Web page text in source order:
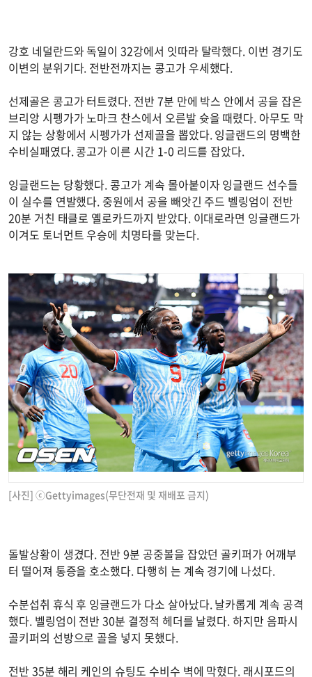
강호 네덜란드와 독일이 32강에서 잇따라 탈락했다. 이번 경기도
이변의 분위기다. 전반전까지는 콩고가 우세했다.
선제골은 콩고가 터트렸다. 전반 7분 만에 박스 안에서 공을 잡은
브리앙 시펭가가 노마크 찬스에서 오른발 슛을 때렸다. 아무도 막
지 않는 상황에서 시펭가가 선제골을 뽑았다. 잉글랜드의 명백한
수비실패였다. 콩고가 이른 시간 1-0 리드를 잡았다.
잉글랜드는 당황했다. 콩고가 계속 몰아붙이자 잉글랜드 선수들
이 실수를 연발했다. 중원에서 공을 빼앗긴 주드 벨링엄이 전반
20분 거친 태클로 옐로카드까지 받았다. 이대로라면 잉글랜드가
이겨도 토너먼트 우승에 치명타를 맞는다.
[사진] ⓒGettyimages(무단전재 및 재배포 금지)
돌발상황이 생겼다. 전반 9분 공중볼을 잡았던 골키퍼가 어깨부
터 떨어져 통증을 호소했다. 다행히 는 계속 경기에 나섰다.
수분섭취 휴식 후 잉글랜드가 다소 살아났다. 날카롭게 계속 공격
했다. 벨링엄이 전반 30분 결정적 헤더를 날렸다. 하지만 음파시
골키퍼의 선방으로 골을 넣지 못했다.
전반 35분 해리 케인의 슈팅도 수비수 벽에 막혔다. 래시포드의